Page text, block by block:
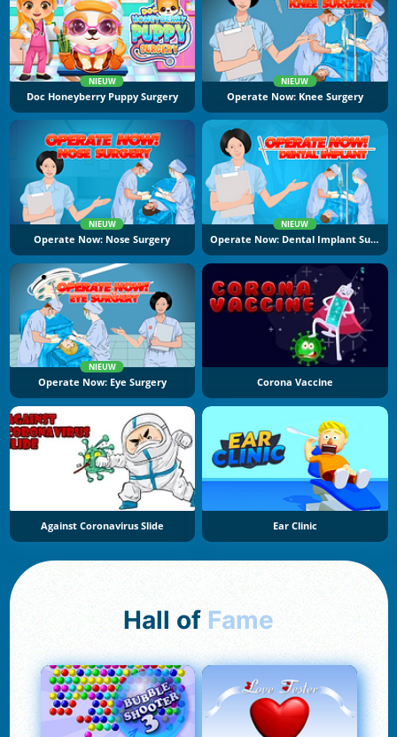
NIEUW
Doc Honeyberry Puppy Surgery
NIEUW
Operate Now: Knee Surgery
NIEUW
Operate Now: Nose Surgery
NIEUW
Operate Now: Dental Implant Surgery
NIEUW
Operate Now: Eye Surgery Corona Vaccine
Against Coronavirus Slide Ear Clinic
Hall of Fame